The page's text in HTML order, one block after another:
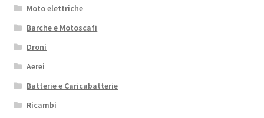
Moto elettriche
Barche e Motoscafi
Droni
Aerei
Batterie e Caricabatterie
Ricambi